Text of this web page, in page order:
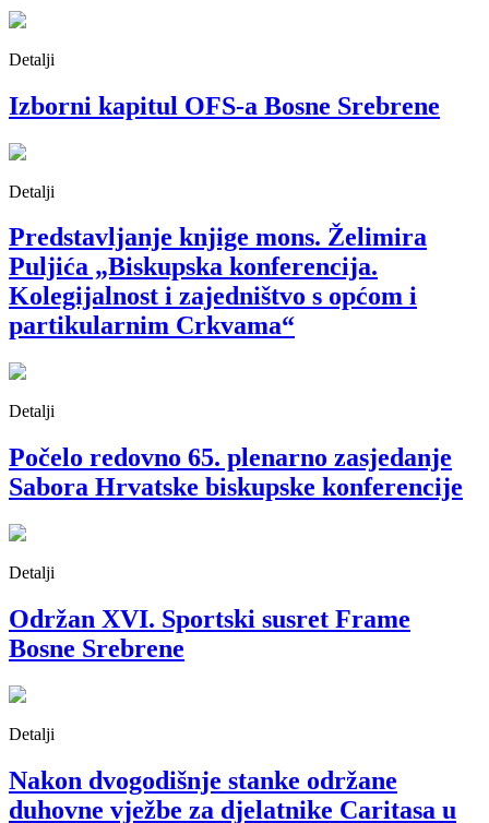
Detalji
Izborni kapitul OFS-a Bosne Srebrene
Detalji
Predstavljanje knjige mons. Želimira
Puljića „Biskupska konferencija.
Kolegijalnost i zajedništvo s općom i
partikularnim Crkvama“
Detalji
Počelo redovno 65. plenarno zasjedanje
Sabora Hrvatske biskupske konferencije
Detalji
Održan XVI. Sportski susret Frame
Bosne Srebrene
Detalji
Nakon dvogodišnje stanke održane
duhovne vježbe za djelatnike Caritasa u